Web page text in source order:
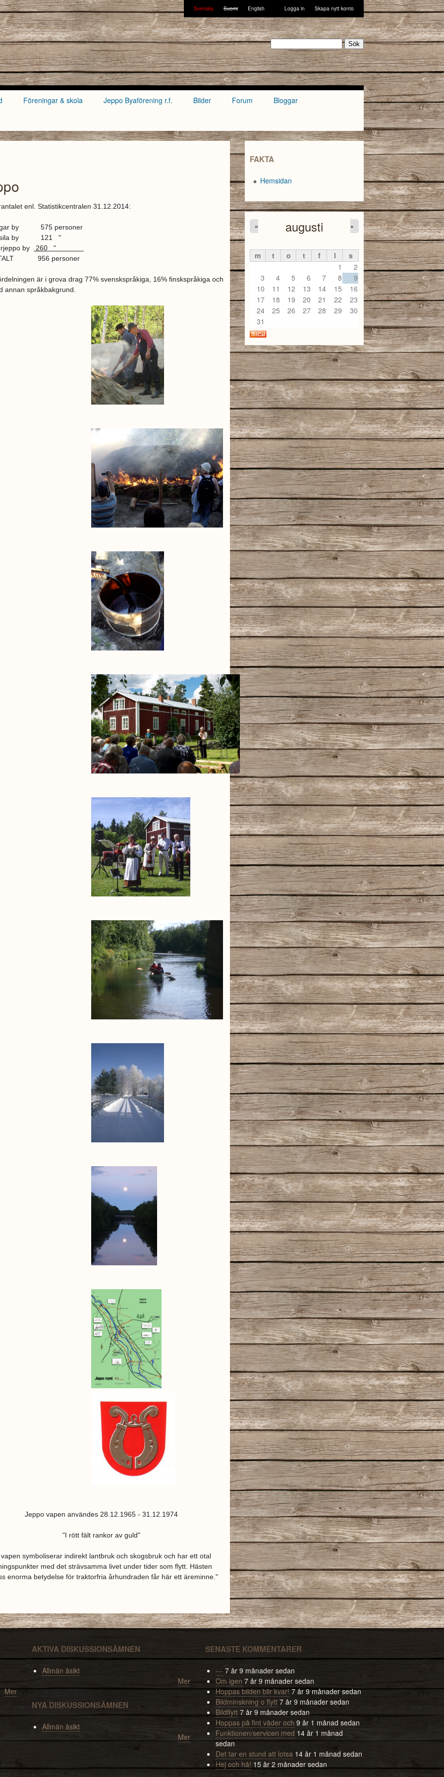
Svenska Suomi English Logga in Skapa nytt konto
Föreningar & skola Jeppo Byaförening r.f. Bilder Forum Bloggar
enl. Statistikcentralen 31.12.2014:
by 575 personer
by 121 "
by
260 "
956 personer
är i grova drag 77% svenskspråkiga, 16% finskspråkiga och
annan språkbakgrund.
Daltändare.JPG
Dalbrand.jpg
Jeppo vapen användes 28.12.1965 - 31.12.1974
"I rött fält rankor av guld"
symboliserar indirekt lantbruk och skogsbruk och har ett otal
med det strävsamma livet under tider som flytt. Hästen
enorma betydelse för traktorfria århundraden får här ett äreminne."
FAKTA
Hemsidan
augusti
« »
m t o t f l
s
1
2
3
4 5 6 7 8
9
10
11 12 13 14 15
16
17
18 19 20 21 22
23
24
25 26 27 28 29
30
31
Mer
AKTIVA DISKUSSIONSÄMNEN
Allmän åsikt
Mer
NYA DISKUSSIONSÄMNEN
Allmän åsikt
Mer
SENASTE KOMMENTARER
--- 7 år 9 månader sedan
Om igen 7 år 9 månader sedan
Hoppas bilden blir kvar! 7 år 9 månader sedan
Bildminskning o flytt 7 år 9 månader sedan
Bildflytt 7 år 9 månader sedan
Hoppas på fint väder och 9 år 1 månad sedan
Funktionen/servicen med 14 år 1 månad
sedan
Det tar en stund att lotsa 14 år 1 månad sedan
Hej och hå! 15 år 2 månader sedan